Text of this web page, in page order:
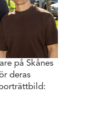
på Skånes
deras